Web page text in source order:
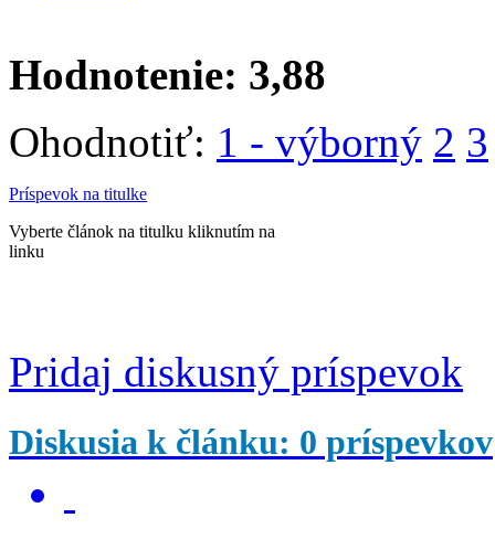
Hodnotenie: 3,88
Ohodnotiť: 1 - výborný 2 3
Príspevok na titulke
Vyberte článok na titulku kliknutím na
linku
Pridaj diskusný príspevok
Diskusia k článku: 0 príspevkov